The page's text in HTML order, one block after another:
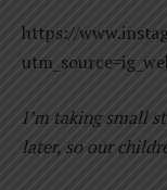
https://
I’m taking small
later, so our